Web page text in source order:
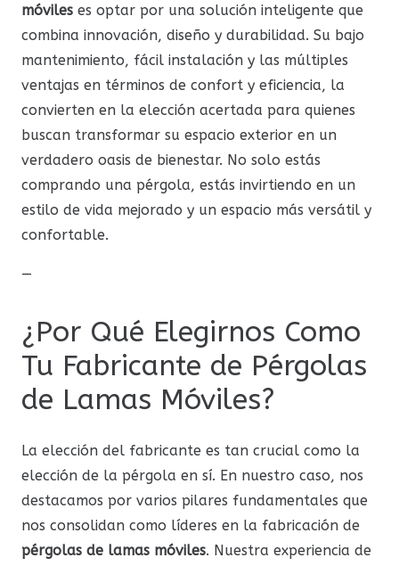
móviles es optar por una solución inteligente que
combina innovación, diseño y durabilidad. Su bajo
mantenimiento, fácil instalación y las múltiples
ventajas en términos de confort y eficiencia, la
convierten en la elección acertada para quienes
buscan transformar su espacio exterior en un
verdadero oasis de bienestar. No solo estás
comprando una pérgola, estás invirtiendo en un
estilo de vida mejorado y un espacio más versátil y
confortable.
—
¿Por Qué Elegirnos Como
Tu Fabricante de Pérgolas
de Lamas Móviles?
La elección del fabricante es tan crucial como la
elección de la pérgola en sí. En nuestro caso, nos
destacamos por varios pilares fundamentales que
nos consolidan como líderes en la fabricación de
pérgolas de lamas móviles. Nuestra experiencia de